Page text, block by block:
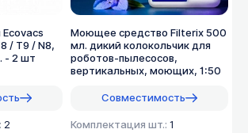
/ T9 / N8,
- 2 шт
2
Моющее средство Filterix 500
мл. дикий колокольчик для
роботов-пылесосов,
вертикальных, моющих, 1:50
Совместимость
Комплектация шт.: 1